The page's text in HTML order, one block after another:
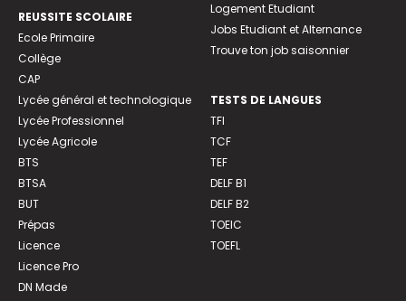
REUSSITE SCOLAIRE
Ecole Primaire
Collège
CAP
Lycée général et technologique
Lycée Professionnel
Lycée Agricole
BTS
BTSA
BUT
Prépas
Licence
Licence Pro
DN Made
Logement Etudiant
Jobs Etudiant et Alternance
Trouve ton job saisonnier
TESTS DE LANGUES
TFI
TCF
TEF
DELF B1
DELF B2
TOEIC
TOEFL